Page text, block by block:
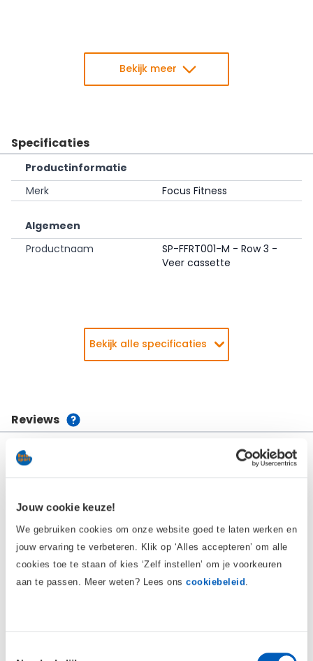
Jouw cookie keuze!
We gebruiken cookies om onze website goed te laten werken en
jouw ervaring te verbeteren. Klik op ‘Alles accepteren’ om alle
cookies toe te staan of kies ‘Zelf instellen’ om je voorkeuren
aan te passen. Meer weten? Lees ons cookiebeleid.
Bekijk meer
Specificaties
Productinformatie
Merk
Focus Fitness
Algemeen
Productnaam
SP-FFRT001-M - Row 3 -
Veer cassette
Bekijk alle specificaties
Reviews
5 sterren
0
3 sterren
2 sterren
1 ster